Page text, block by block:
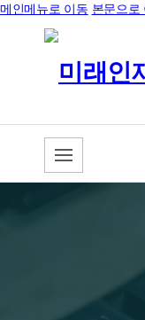
메인메뉴로 이동 본문으로